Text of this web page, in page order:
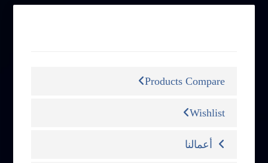
Products Compare
Wishlist
أعمالنا